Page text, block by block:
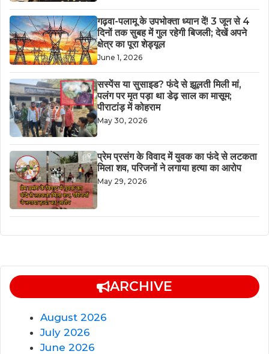
गढ़वा-पलामू के उपभोक्ता ध्यान दें! 3 जून से 4
दिनों तक सुबह में गुल रहेगी बिजली; देखें अपने
क्षेत्र का पूरा शेड्यूल
June 1, 2026
सस्पेंस या सुसाइड? फंदे से झूलती मिली मां,
पलंग पर मृत पड़ा था डेढ़ साल का मासूम;
पीराटांड़ में कोहराम
May 30, 2026
​प्रेम प्रसंग के विवाद में युवक का फंदे से लटकता
मिला शव, परिजनों ने लगाया हत्या का आरोप
May 29, 2026
ARCHIVE
August 2026
July 2026
June 2026